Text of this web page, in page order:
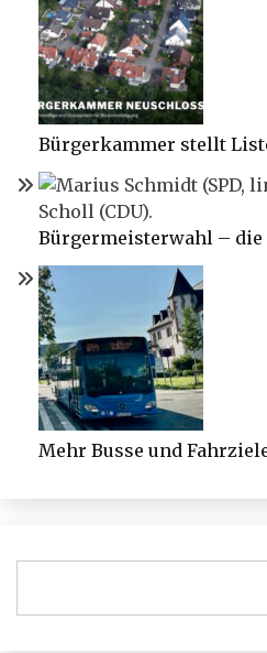
Bürgerkammer stellt
Bürgermeisterwahl – die
Mehr Busse und